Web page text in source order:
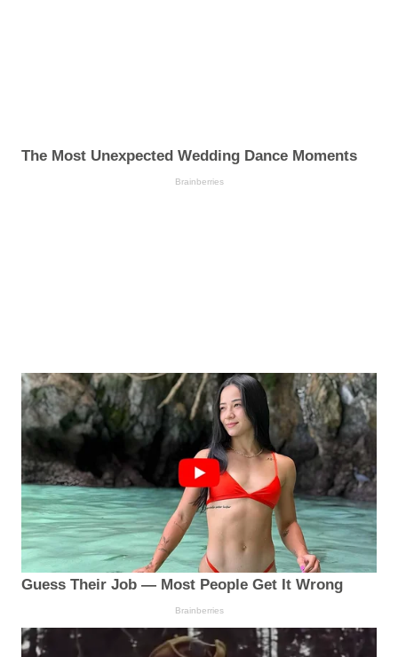
The Most Unexpected Wedding Dance Moments
Brainberries
Guess Their Job — Most People Get It Wrong
Brainberries